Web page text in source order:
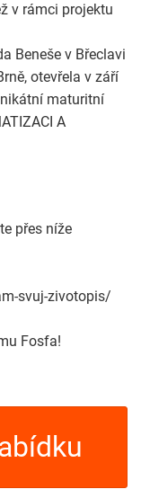
v rámci projektu
Beneše v Břeclavi
otevřela v září
maturitní
A
přes níže
svuj-zivotopis/
Fosfa!